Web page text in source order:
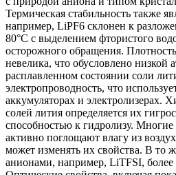
Термическая стабильность также
например, LiPF6 склонен к
80°C с выделением фтористого
осторожного обращения.
невелика, что обусловлено низкой
расплавленном состоянии соли
электропроводность, что
аккумуляторах и электролизерах.
солей лития определяется их
способностью к гидролизу.
активно поглощают влагу из
может изменять их свойства. В то
анионами, например, LiTFSI, более